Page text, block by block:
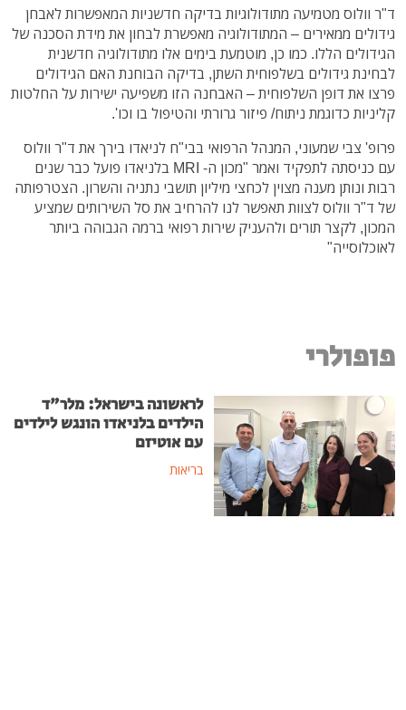
ד"ר וולוס מטמיעה מתודולוגיות בדיקה חדשניות המאפשרות לאבחן
גידולים ממאירים – המתודולוגיה מאפשרת לבחון את מידת הסכנה של
הגידולים הללו. כמו כן, מוטמעת בימים אלו מתודולוגיה חדשנית
לבחינת גידולים בשלפוחית השתן, בדיקה הבוחנת האם הגידולים
פרצו את דופן השלפוחית – האבחנה הזו משפיעה ישירות על החלטות
קליניות כדוגמת ניתוח/ פיזור גרורתי והטיפול בו וכו'.
פרופ' צבי שמעוני, המנהל הרפואי בבי"ח לניאדו בירך את ד"ר וולוס
עם כניסתה לתפקיד ואמר "מכון ה- MRI בלניאדו פועל כבר שנים
רבות ונותן מענה מצוין לכחצי מיליון תושבי נתניה והשרון. הצטרפותה
של ד"ר וולוס לצוות תאפשר לנו להרחיב את סל השירותים שמציע
המכון, לקצר תורים ולהעניק שירות רפואי ברמה הגבוהה ביותר
לאוכלוסייה"
פופולרי
לראשונה בישראל: מלר"ד
הילדים בלניאדו הונגש לילדים
עם אוטיזם
בריאות